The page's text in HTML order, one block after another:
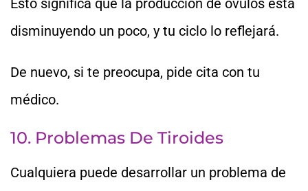
Esto significa que la producción de óvulos está
disminuyendo un poco, y tu ciclo lo reflejará.
De nuevo, si te preocupa, pide cita con tu
médico.
10. Problemas De Tiroides
Cualquiera puede desarrollar un problema de